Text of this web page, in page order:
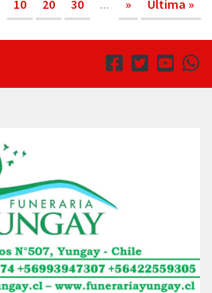
10 20 30 ... » Última »